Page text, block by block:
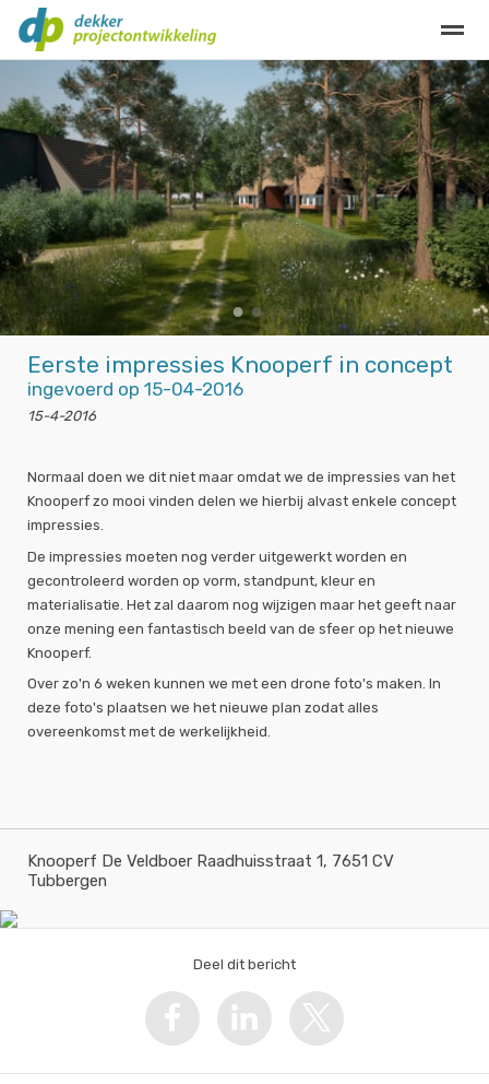
Privacy Contact
Home Bellen E-mail Locatie
● ●
Eerste impressies Knooperf in concept
ingevoerd op 15-04-2016
15-4-2016
Normaal doen we dit niet maar omdat we de impressies van het
Knooperf zo mooi vinden delen we hierbij alvast enkele concept
impressies.
De impressies moeten nog verder uitgewerkt worden en
gecontroleerd worden op vorm, standpunt, kleur en
materialisatie. Het zal daarom nog wijzigen maar het geeft naar
onze mening een fantastisch beeld van de sfeer op het nieuwe
Knooperf.
Over zo'n 6 weken kunnen we met een drone foto's maken. In
deze foto's plaatsen we het nieuwe plan zodat alles
overeenkomst met de werkelijkheid.
Knooperf De Veldboer Raadhuisstraat 1, 7651 CV
Tubbergen
Deel dit bericht